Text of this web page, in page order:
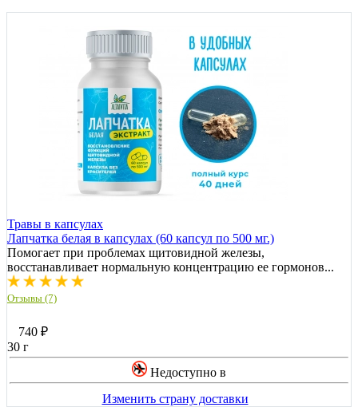
Травы в капсулах
Лапчатка белая в капсулах (60 капсул по 500 мг.)
Помогает при проблемах щитовидной железы,
восстанавливает нормальную концентрацию ее гормонов...
Отзывы (7)
740 ₽
30 г
Недоступно в
Изменить страну доставки